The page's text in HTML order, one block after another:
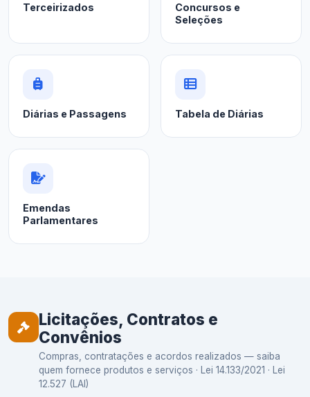
Terceirizados
Concursos e
Seleções
Diárias e Passagens Tabela de Diárias
Emendas
Parlamentares
Licitações, Contratos e
Convênios
Compras, contratações e acordos realizados — saiba
quem fornece produtos e serviços · Lei 14.133/2021 · Lei
12.527 (LAI)